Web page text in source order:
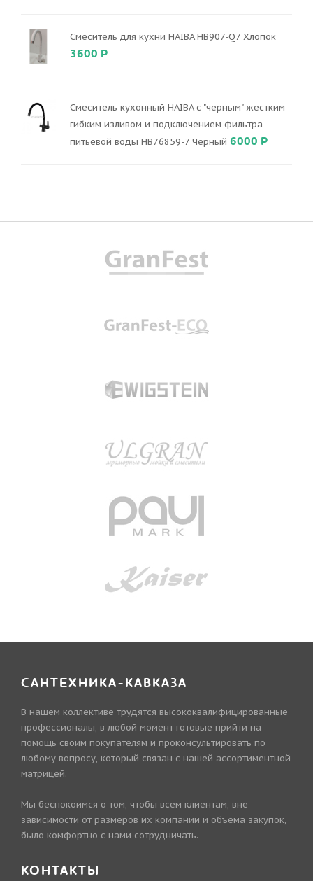
Смеситель для кухни HAIBA HB907-Q7 Хлопок
3600 Р
Смеситель кухонный HAIBA с "черным" жестким
гибким изливом и подключением фильтра
питьевой воды HB76859-7 Черный 6000 Р
САНТЕХНИКА-КАВКАЗА
В нашем коллективе трудятся высококвалифицированные
профессионалы, в любой момент готовые прийти на
помощь своим покупателям и проконсультировать по
любому вопросу, который связан с нашей ассортиментной
матрицей.
Мы беспокоимся о том, чтобы всем клиентам, вне
зависимости от размеров их компании и объёма закупок,
было комфортно с нами сотрудничать.
КОНТАКТЫ